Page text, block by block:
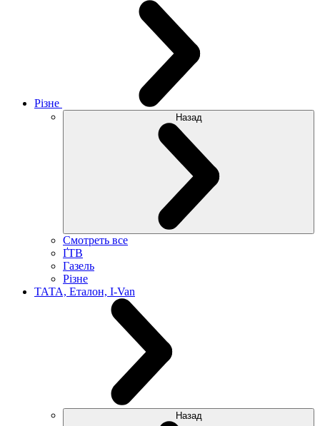
Різне
Назад
Смотреть все
ҐТВ
Газель
Різне
ТАТА, Еталон, I-Van
Назад